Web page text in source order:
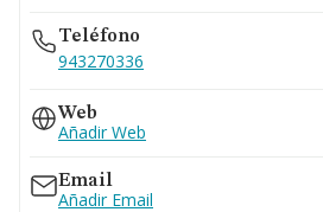
Teléfono
943270336
Web
Añadir Web
Email
Añadir Email